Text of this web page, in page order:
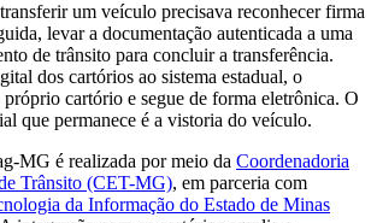
um veículo precisava reconhecer firma
levar a documentação autenticada a uma
de trânsito para concluir a transferência.
dos cartórios ao sistema estadual, o
próprio cartório e segue de forma eletrônica. O
que permanece é a vistoria do veículo.
MG é realizada por meio da Coordenadoria
Trânsito (CET-MG), em parceria com
da Informação do Estado de Minas